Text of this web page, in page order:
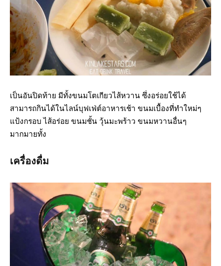
เป็นอันปิดท้าย มีทั้งขนมโตเกียวไส้หวาน ซึ่งอร่อยใช้ได้
สามารถกินได้ในไลน์บุฟเฟ่ต์อาหารเช้า ขนมเบื้องที่ทำใหม่ๆ
แป้งกรอบ ไส้อร่อย ขนมชั้น วุ้นมะพร้าว ขนมหวานอื่นๆ
มากมายทั้ง
เครื่องดื่ม